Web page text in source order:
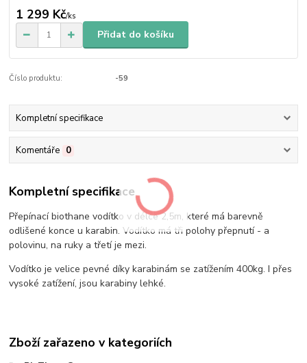
1 299 Kč/ks
Přidat do košíku
Číslo produktu: -59
Kompletní specifikace
Komentáře 0
Kompletní specifikace
Přepínací biothane vodítko v délce 2,5m, které má barevně
odlišené konce u karabin. Vodítko má tři polohy přepnutí - a
polovinu, na ruky a třetí je mezi.
Vodítko je velice pevné díky karabinám se zatížením 400kg. I přes
vysoké zatížení, jsou karabiny lehké.
Zboží zařazeno v kategoriích